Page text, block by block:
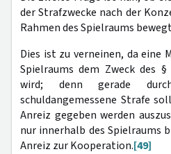
der Strafzwecke nach der
Rahmen des Spielraums
Dies ist zu verneinen, da eine
Spielraums dem Zweck des §
wird; denn gerade
schuldangemessene Strafe
Anreiz gegeben werden
nur innerhalb des Spielraums
Anreiz zur Kooperation.[49]